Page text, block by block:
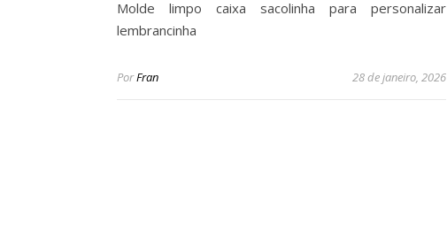
Molde limpo caixa sacolinha para personalizar
lembrancinha
PorFran 28 de janeiro, 2026